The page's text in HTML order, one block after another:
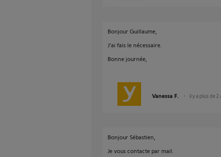
Bonjour Guillaume,
J'ai fais le nécessaire.
Bonne journée,
Vanessa F. il y a plus de 2
Bonjour Sébastien,
Je vous contacte par mail.